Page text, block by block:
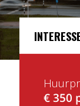
€ 350